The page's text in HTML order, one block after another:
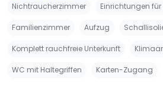
Nichtraucherzimmer Einrichtungen
Familienzimmer Aufzug
Komplett rauchfreie Unterkunft
WC mit Haltegriffen Karten-Zugang